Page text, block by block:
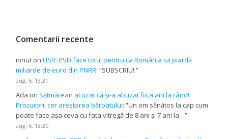
Comentarii recente
ionut onUSR: PSD face totul pentru ca România să piardă
miliarde de euro din PNRR: “SUBSCRIU!.”
aug. 6, 13:31
Ada on Sătmărean acuzat că și-a abuzat fiica ani la rând!
Procurorii cer arestarea bărbatului: “Un om sănătos la cap cum
poate face așa ceva cu fata vitregă de 8 ani și 7 ani la…”
aug. 6, 13:30